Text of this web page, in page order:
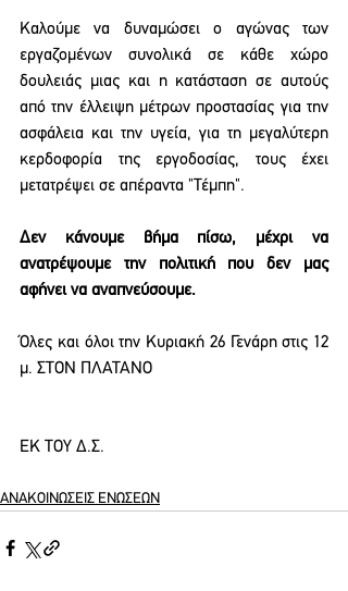
Καλούμε να δυναμώσει ο αγώνας των
εργαζομένων συνολικά σε κάθε χώρο
δουλειάς μιας και η κατάσταση σε αυτούς
από την έλλειψη μέτρων προστασίας για την
ασφάλεια και την υγεία, για τη μεγαλύτερη
κερδοφορία της εργοδοσίας, τους έχει
μετατρέψει σε απέραντα "Τέμπη".
Δεν κάνουμε βήμα πίσω, μέχρι να
ανατρέψουμε την πολιτική που δεν μας
αφήνει να αναπνεύσουμε.
Όλες και όλοι την Κυριακή 26 Γενάρη στις 12
μ. ΣΤΟΝ ΠΛΑΤΑΝΟ
ΕΚ ΤΟΥ Δ.Σ.
ΑΝΑΚΟΙΝΩΣΕΙΣ ΕΝΩΣΕΩΝ